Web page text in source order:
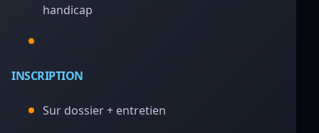
handicap
INSCRIPTION
Sur dossier + entretien